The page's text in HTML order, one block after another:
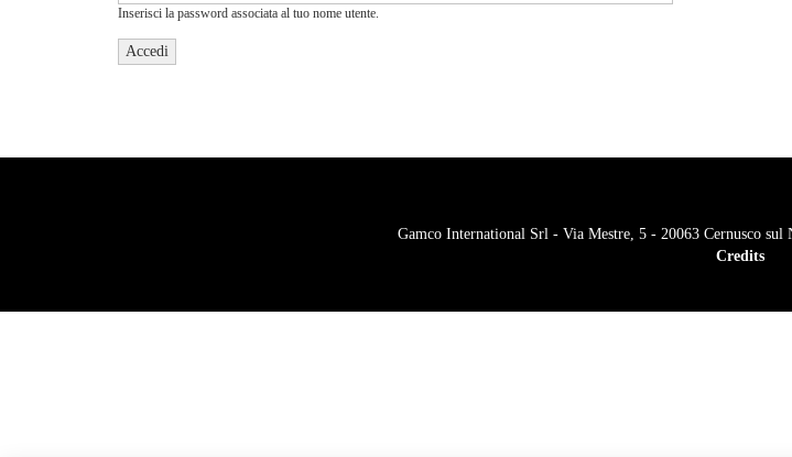
Inserisci la password associata al tuo nome utente.
Gamco International Srl - Via Mestre, 5 - 20063 Cernusco
Credits